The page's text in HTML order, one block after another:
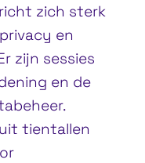
zich sterk
en
zijn sessies
en de
tientallen